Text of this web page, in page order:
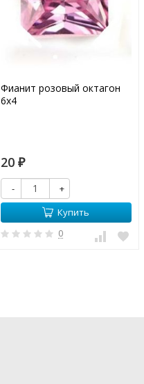
Фианит розовый октагон
6х4
20 ₽
-
+
Купить
0